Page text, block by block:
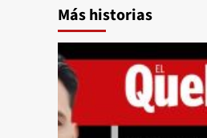
Más historias